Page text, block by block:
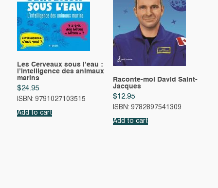
Les Cerveaux sous l’eau :
l’Intelligence des animaux
marins
$24.95
ISBN: 9791027103515
Add to cart
Raconte-moi David Saint-
Jacques
$12.95
ISBN: 9782897541309
Add to cart